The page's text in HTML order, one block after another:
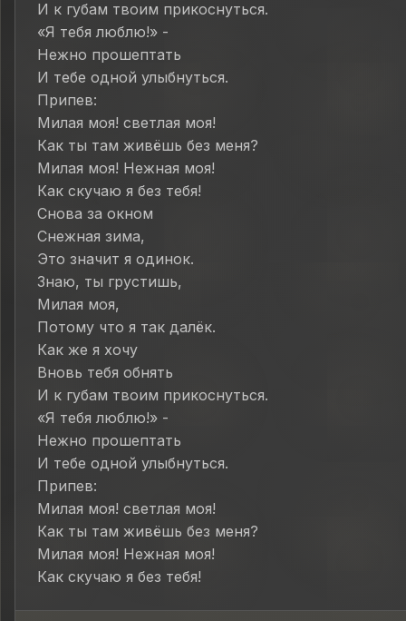
И к губам твоим прикоснуться.
«Я тебя люблю!» -
Нежно прошептать
И тебе одной улыбнуться.
Припев:
Милая моя! светлая моя!
Как ты там живёшь без меня?
Милая моя! Нежная моя!
Как скучаю я без тебя!
Снова за окном
Снежная зима,
Это значит я одинок.
Знаю, ты грустишь,
Милая моя,
Потому что я так далёк.
Как же я хочу
Вновь тебя обнять
И к губам твоим прикоснуться.
«Я тебя люблю!» -
Нежно прошептать
И тебе одной улыбнуться.
Припев:
Милая моя! светлая моя!
Как ты там живёшь без меня?
Милая моя! Нежная моя!
Как скучаю я без тебя!